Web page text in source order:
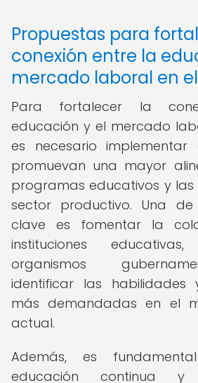
Propuestas para
conexión entre la
mercado laboral en
Para fortalecer la
educación y el mercado
es necesario implementar
promuevan una mayor
programas educativos y las
sector productivo. Una
clave es fomentar la
instituciones
organismos
identificar las habilidades
más demandadas en el
actual.
Además, es
educación continua y